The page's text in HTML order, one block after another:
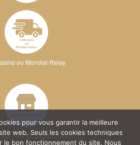
ou Mondial Relay
Sur RDV à l'atelier
pour vous garantir la meilleure
web. Seuls les cookies techniques
le bon fonctionnement du site. Nous